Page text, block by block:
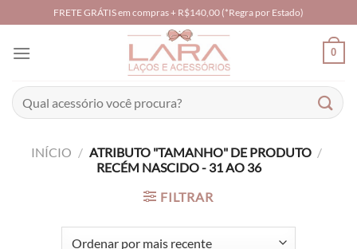
to
content
FRETE GRÁTIS em compras + R$140,00 (*Regra por Estado)
0
Pesquisar
por:
INÍCIO / ATRIBUTO "TAMANHO" DE PRODUTO /
RECÉM NASCIDO - 31 AO 36
FILTRAR